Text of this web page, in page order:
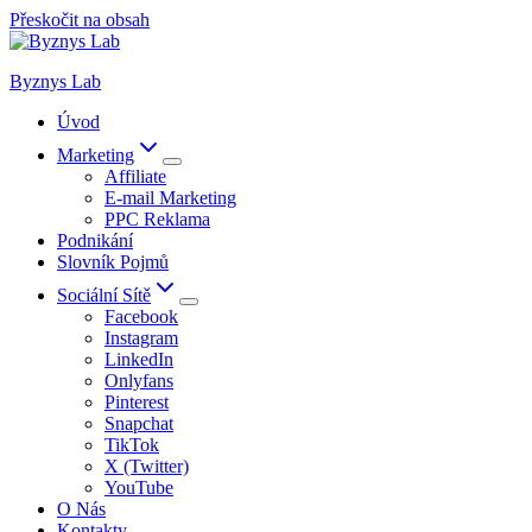
Přeskočit na obsah
Byznys Lab
Úvod
Marketing
Affiliate
E-mail Marketing
PPC Reklama
Podnikání
Slovník Pojmů
Sociální Sítě
Facebook
Instagram
LinkedIn
Onlyfans
Pinterest
Snapchat
TikTok
X (Twitter)
YouTube
O Nás